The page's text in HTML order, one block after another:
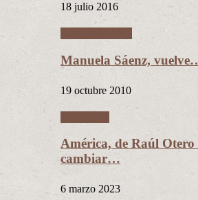
18 julio 2016
Manuela Sáenz,
19 octubre 2010
América, de Raúl Otero
cambiar…
6 marzo 2023